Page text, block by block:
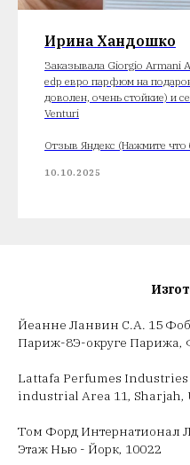
Ирина Хандошко
Заказывала Giorgio Armani
edp евро парфюм на
доволен, очень стойкие) и
Venturi
Отзыв Яндекс (Нажмите что
10.10.2025
Йеанне Ланвин С.А. 15
Париж-8Э-округе Парижа,
Lattafa Perfumes
industrial Area 11,
Том Форд Интернатионал
Этаж Нью - Йорк, 10022